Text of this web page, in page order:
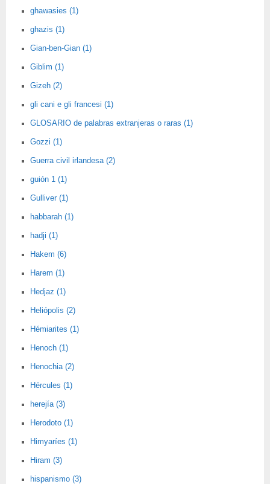
ghawasies (1)
ghazis (1)
Gian-ben-Gian (1)
Giblim (1)
Gizeh (2)
gli cani e gli francesi (1)
GLOSARIO de palabras extranjeras o raras (1)
Gozzi (1)
Guerra civil irlandesa (2)
guión 1 (1)
Gulliver (1)
habbarah (1)
hadji (1)
Hakem (6)
Harem (1)
Hedjaz (1)
Heliópolis (2)
Hémiarites (1)
Henoch (1)
Henochia (2)
Hércules (1)
herejía (3)
Herodoto (1)
Himyaríes (1)
Hiram (3)
hispanismo (3)